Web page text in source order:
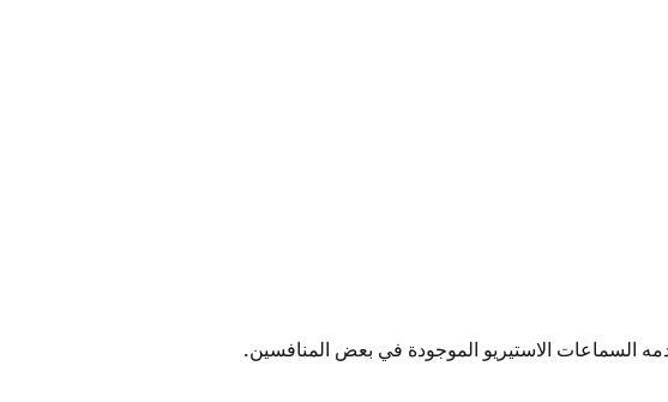
السماعات الاستيريو الموجودة في بعض المنافسين.